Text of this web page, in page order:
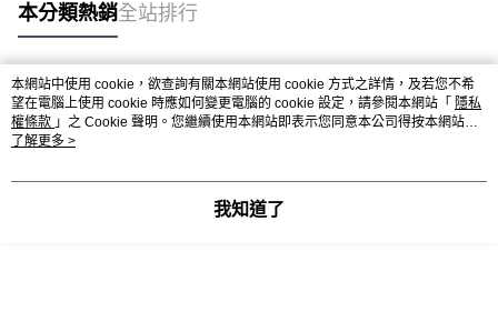
本分類熱銷全站排行
熱門標籤
本網站中使用 cookie，欲查詢有關本網站使用 cookie 方式之詳情，及若您不希
望在電腦上使用 cookie 時應如何變更電腦的 cookie 設定，請參閱本網站「 隱私
權條款 」之 Cookie 聲明。您繼續使用本網站即表示您同意本公司得按本網站使
用條款之 Cookie 聲明使用 cookie。
了解更多 >
我知道了